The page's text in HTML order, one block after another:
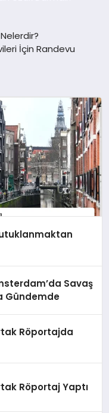
İçin Randevu
Savaş
Gündemde
Röportajda
Röportaj Yaptı